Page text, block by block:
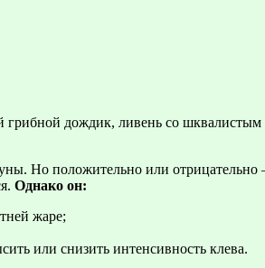
дождик, ливень со
Но положительно или
Однако он:
жаре;
или снизить интенсивность клева.